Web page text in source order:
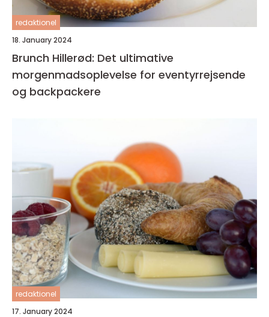
redaktionel
18. January 2024
Brunch Hillerød: Det ultimative
morgenmadsoplevelse for eventyrrejsende
og backpackere
redaktionel
17. January 2024